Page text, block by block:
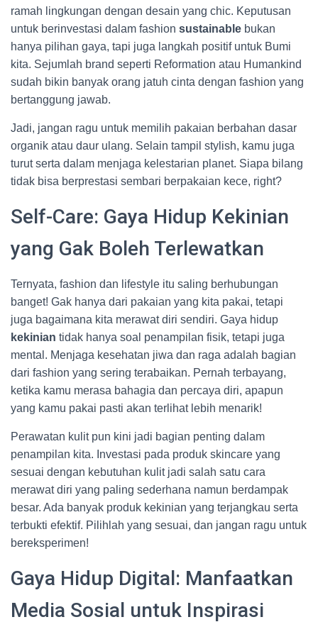
ramah lingkungan dengan desain yang chic. Keputusan
untuk berinvestasi dalam fashion sustainable bukan
hanya pilihan gaya, tapi juga langkah positif untuk Bumi
kita. Sejumlah brand seperti Reformation atau Humankind
sudah bikin banyak orang jatuh cinta dengan fashion yang
bertanggung jawab.
Jadi, jangan ragu untuk memilih pakaian berbahan dasar
organik atau daur ulang. Selain tampil stylish, kamu juga
turut serta dalam menjaga kelestarian planet. Siapa bilang
tidak bisa berprestasi sembari berpakaian kece, right?
Self-Care: Gaya Hidup Kekinian
yang Gak Boleh Terlewatkan
Ternyata, fashion dan lifestyle itu saling berhubungan
banget! Gak hanya dari pakaian yang kita pakai, tetapi
juga bagaimana kita merawat diri sendiri. Gaya hidup
kekinian tidak hanya soal penampilan fisik, tetapi juga
mental. Menjaga kesehatan jiwa dan raga adalah bagian
dari fashion yang sering terabaikan. Pernah terbayang,
ketika kamu merasa bahagia dan percaya diri, apapun
yang kamu pakai pasti akan terlihat lebih menarik!
Perawatan kulit pun kini jadi bagian penting dalam
penampilan kita. Investasi pada produk skincare yang
sesuai dengan kebutuhan kulit jadi salah satu cara
merawat diri yang paling sederhana namun berdampak
besar. Ada banyak produk kekinian yang terjangkau serta
terbukti efektif. Pilihlah yang sesuai, dan jangan ragu untuk
bereksperimen!
Gaya Hidup Digital: Manfaatkan
Media Sosial untuk Inspirasi